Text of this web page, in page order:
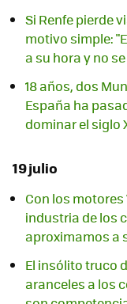
Si Renfe pierde
motivo simple:
a su hora y no
18 años, dos
España ha
dominar el siglo
19 julio
Con los motores
industria de los
aproximamos a
El insólito truco
aranceles a los